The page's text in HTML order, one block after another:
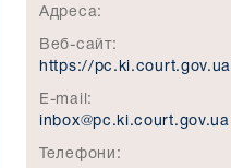
Адреса:
Веб-сайт:
https://pc.ki.court.gov.ua
E-mail:
inbox@pc.ki.court.gov.ua
Телефони: